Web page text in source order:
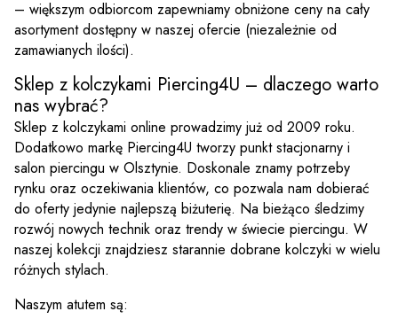
– większym odbiorcom zapewniamy obniżone ceny na cały
asortyment dostępny w naszej ofercie (niezależnie od
zamawianych ilości).
Sklep z kolczykami Piercing4U – dlaczego warto
nas wybrać?
Sklep z kolczykami online prowadzimy już od 2009 roku.
Dodatkowo markę Piercing4U tworzy punkt stacjonarny i
salon piercingu w Olsztynie. Doskonale znamy potrzeby
rynku oraz oczekiwania klientów, co pozwala nam dobierać
do oferty jedynie najlepszą biżuterię. Na bieżąco śledzimy
rozwój nowych technik oraz trendy w świecie piercingu. W
naszej kolekcji znajdziesz starannie dobrane kolczyki w wielu
różnych stylach.
Naszym atutem są: